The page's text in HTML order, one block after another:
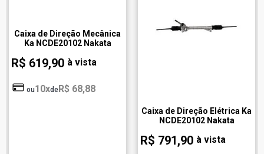
Caixa de Direção Mecânica
Ka NCDE20102 Nakata
R$ 619,90 à vista
ou10xdeR$ 68,88
Caixa de Direção Elétrica Ka
NCDE20102 Nakata
R$ 791,90 à vista